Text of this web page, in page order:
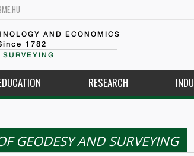
AND ECONOMICS
1782
RESEARCH
GEODESY AND SURVEYING